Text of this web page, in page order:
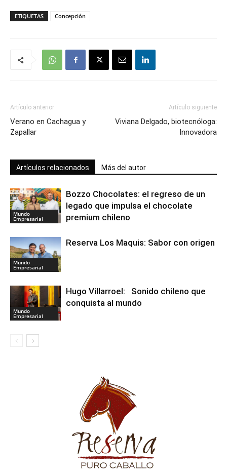
ETIQUETAS Concepción
Artículo anterior
Verano en Cachagua y
Zapallar
Artículo siguiente
Viviana Delgado, biotecnóloga:
Innovadora
Artículos relacionados Más del autor
Mundo
Empresarial
Bozzo Chocolates: el regreso de un
legado que impulsa el chocolate
premium chileno
Mundo
Empresarial
Reserva Los Maquis: Sabor con origen
Mundo
Empresarial
Hugo Villarroel: Sonido chileno que
conquista al mundo